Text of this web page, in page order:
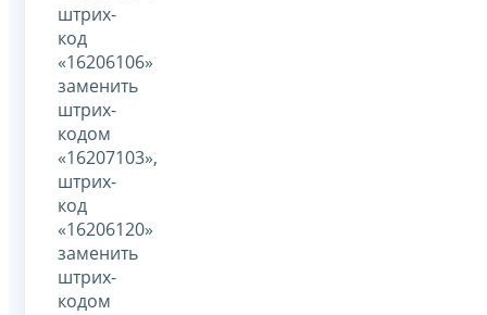
штрих-
код
«16206106»
заменить
штрих-
кодом
«16207103»,
штрих-
код
«16206120»
заменить
штрих-
кодом